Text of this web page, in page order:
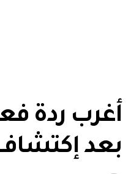
أغرب ردة
بعد